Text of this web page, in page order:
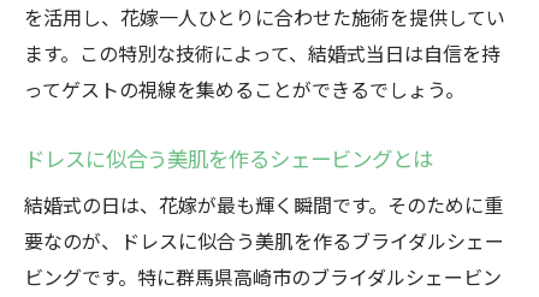
群馬県高崎市でのシェービング体験を通じ
た肌改善
プロが手がける透明感あふれる肌へのアプ
シェービング後の写真映えする肌の秘密
花嫁の不安を取り除く安心のシェービング
施術
プロによるリラックスできる施術体験
を活用し、花嫁一人ひとりに合わせた施術を提供してい
ます。この特別な技術によって、結婚式当日は自信を持
ってゲストの視線を集めることができるでしょう。
ドレスに似合う美肌を作るシェービングとは
結婚式の日は、花嫁が最も輝く瞬間です。そのために重
要なのが、ドレスに似合う美肌を作るブライダルシェー
ビングです。特に群馬県高崎市のブライダルシェービン